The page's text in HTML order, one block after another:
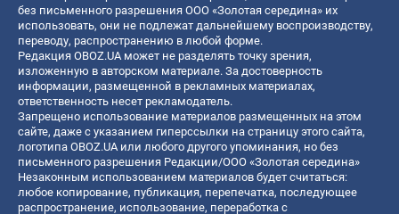
без письменного разрешения ООО «Золотая середина» их
использовать, они не подлежат дальнейшему воспроизводству,
переводу, распространению в любой форме.
Редакция OBOZ.UA может не разделять точку зрения,
изложенную в авторском материале. За достоверность
информации, размещенной в рекламных материалах,
ответственность несет рекламодатель.
Запрещено использование материалов размещенных на этом
сайте, даже с указанием гиперссылки на страницу этого сайта,
логотипа OBOZ.UA или любого другого упоминания, но без
письменного разрешения Редакции/ООО «Золотая середина»
Незаконным использованием материалов будет считаться:
любое копирование, публикация, перепечатка, последующее
распространение, использование, переработка с